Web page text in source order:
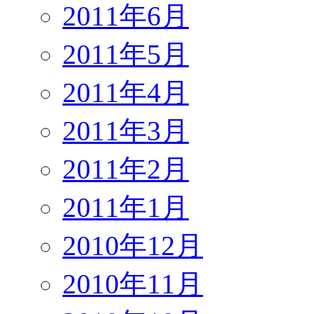
2011年6月
2011年5月
2011年4月
2011年3月
2011年2月
2011年1月
2010年12月
2010年11月